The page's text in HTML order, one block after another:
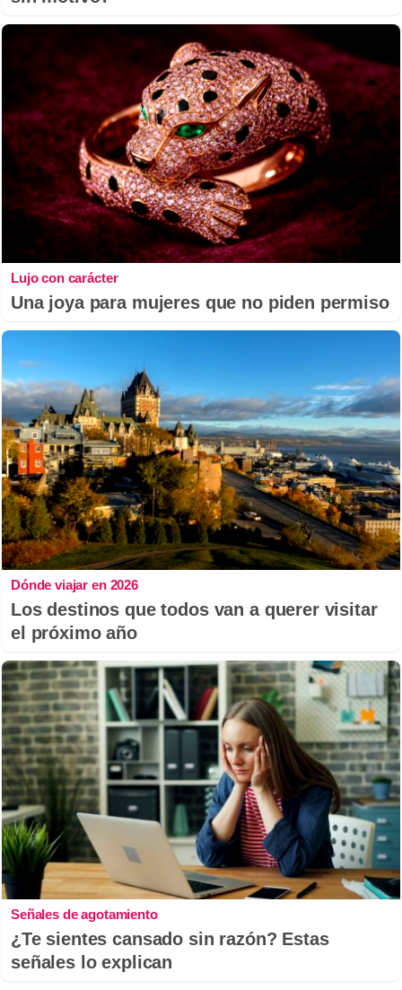
Lujo con carácter
Una joya para mujeres que no piden permiso
Dónde viajar en 2026
Los destinos que todos van a querer visitar
el próximo año
Señales de agotamiento
¿Te sientes cansado sin razón? Estas
señales lo explican